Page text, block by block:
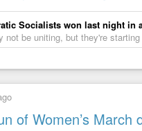
Socialists won last night in
not be uniting, but they're
of Women’s